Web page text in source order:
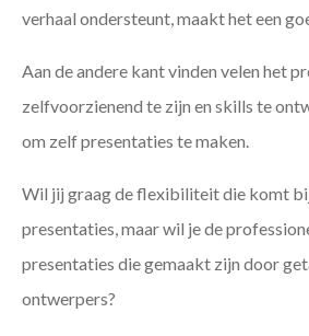
verhaal ondersteunt, maakt het een
Aan de andere kant vinden velen het
zelfvoorzienend te zijn en skills te
om zelf presentaties te maken.
Wil jij graag de flexibiliteit die komt
presentaties, maar wil je de
presentaties die gemaakt zijn door
ontwerpers?